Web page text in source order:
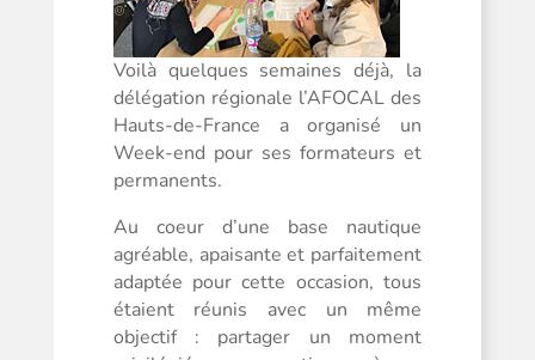
Voilà quelques semaines déjà, la
délégation régionale l’AFOCAL des
Hauts-de-France a organisé un
Week-end pour ses formateurs et
permanents.
Au coeur d’une base nautique
agréable, apaisante et parfaitement
adaptée pour cette occasion, tous
étaient réunis avec un même
objectif : partager un moment